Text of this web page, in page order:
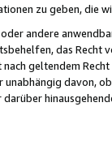
zu geben, die
andere
das
geltendem
unabhängig davon,